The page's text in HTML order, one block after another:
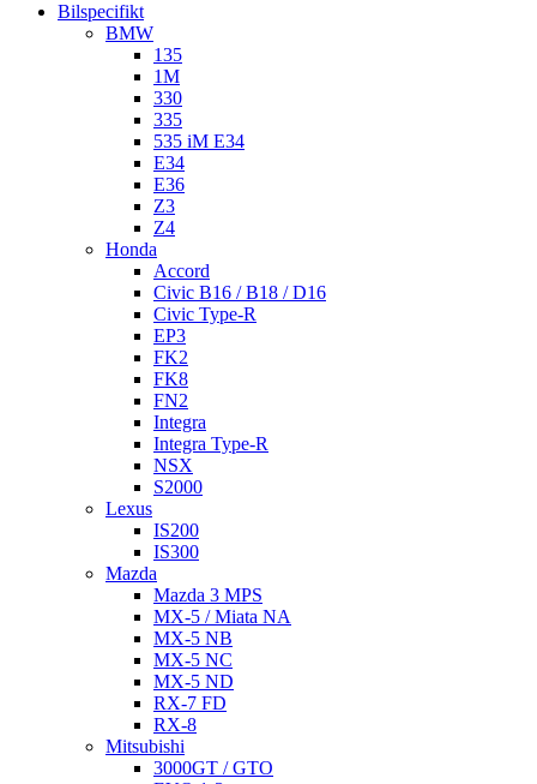
Bilspecifikt
BMW
135
1M
330
335
535 iM E34
E34
E36
Z3
Z4
Honda
Accord
Civic B16 / B18 / D16
Civic Type-R
EP3
FK2
FK8
FN2
Integra
Integra Type-R
NSX
S2000
Lexus
IS200
IS300
Mazda
Mazda 3 MPS
MX-5 / Miata NA
MX-5 NB
MX-5 NC
MX-5 ND
RX-7 FD
RX-8
Mitsubishi
3000GT / GTO